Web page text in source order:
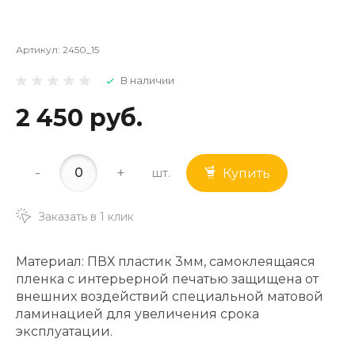
Артикул: 2450_15
В наличии
2 450 руб.
- + шт. Купить
Заказать в 1 клик
Материал: ПВХ пластик 3мм, самоклеящаяся
пленка с интерьерной печатью защищена от
внешних воздействий специальной матовой
ламинацией для увеличения срока
эксплуатации.